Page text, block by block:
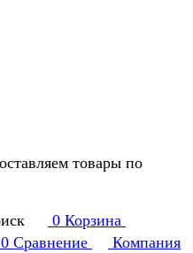
товары по
0 Корзина
0 Сравнение
Компания